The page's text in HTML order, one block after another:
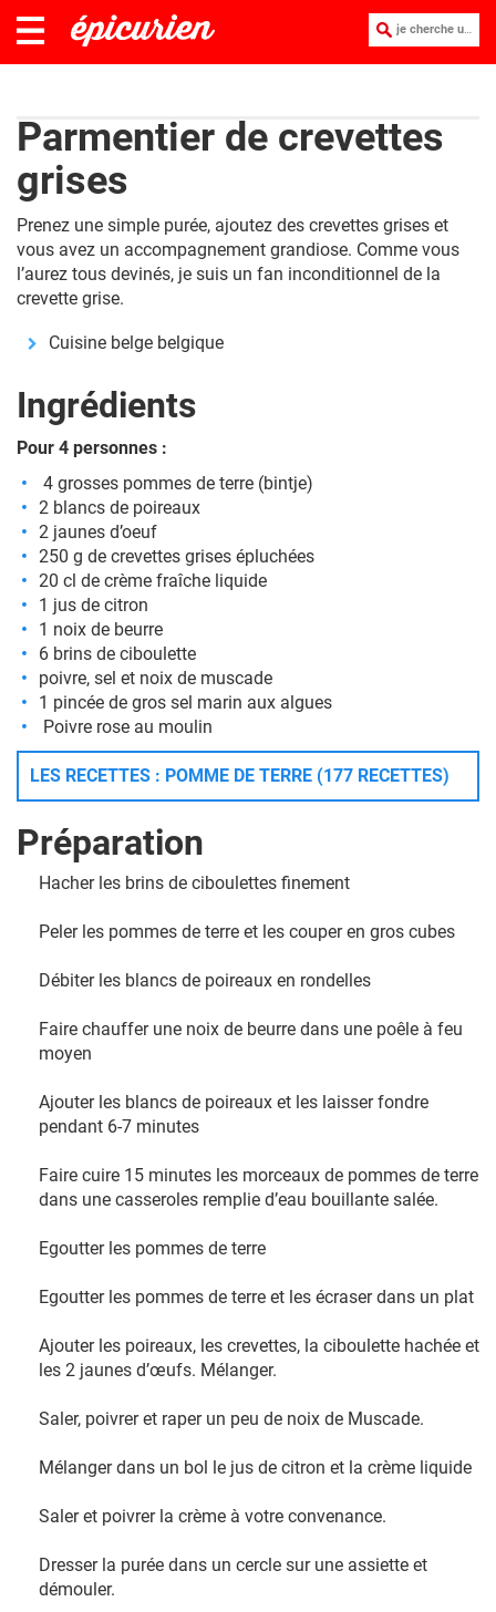
je cherche une recette :
Parmentier de crevettes
grises
Prenez une simple purée, ajoutez des crevettes grises et
vous avez un accompagnement grandiose. Comme vous
l’aurez tous devinés, je suis un fan inconditionnel de la
crevette grise.
Cuisine belge belgique
Ingrédients
Pour 4 personnes :
4 grosses pommes de terre (bintje)
2 blancs de poireaux
2 jaunes d’oeuf
250 g de crevettes grises épluchées
20 cl de crème fraîche liquide
1 jus de citron
1 noix de beurre
6 brins de ciboulette
poivre, sel et noix de muscade
1 pincée de gros sel marin aux algues
Poivre rose au moulin
LES RECETTES : POMME DE TERRE (177 RECETTES)
Préparation
Hacher les brins de ciboulettes finement
Peler les pommes de terre et les couper en gros cubes
Débiter les blancs de poireaux en rondelles
Faire chauffer une noix de beurre dans une poêle à feu
moyen
Ajouter les blancs de poireaux et les laisser fondre
pendant 6-7 minutes
Faire cuire 15 minutes les morceaux de pommes de terre
dans une casseroles remplie d’eau bouillante salée.
Egoutter les pommes de terre
Egoutter les pommes de terre et les écraser dans un plat
Ajouter les poireaux, les crevettes, la ciboulette hachée et
les 2 jaunes d’œufs. Mélanger.
Saler, poivrer et raper un peu de noix de Muscade.
Mélanger dans un bol le jus de citron et la crème liquide
Saler et poivrer la crème à votre convenance.
Dresser la purée dans un cercle sur une assiette et
démouler.